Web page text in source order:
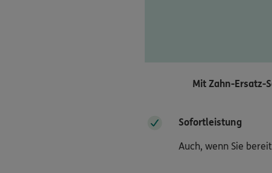
Mit Zahn-Ersatz-
Sofortleistung
Auch, wenn Sie